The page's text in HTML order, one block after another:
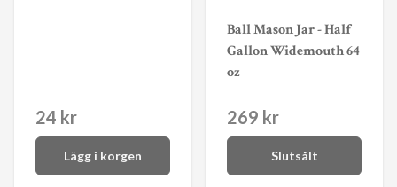
24 kr
Lägg i korgen
Ball Mason Jar - Half
Gallon Widemouth 64
oz
269 kr
Slutsålt